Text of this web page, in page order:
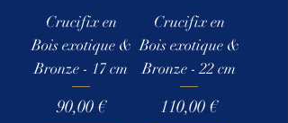
Crucifix en
Bois exotique &
Bronze - 17 cm
Prix
90,00 €
Crucifix en
Bois exotique &
Bronze - 22 cm
Prix
110,00 €